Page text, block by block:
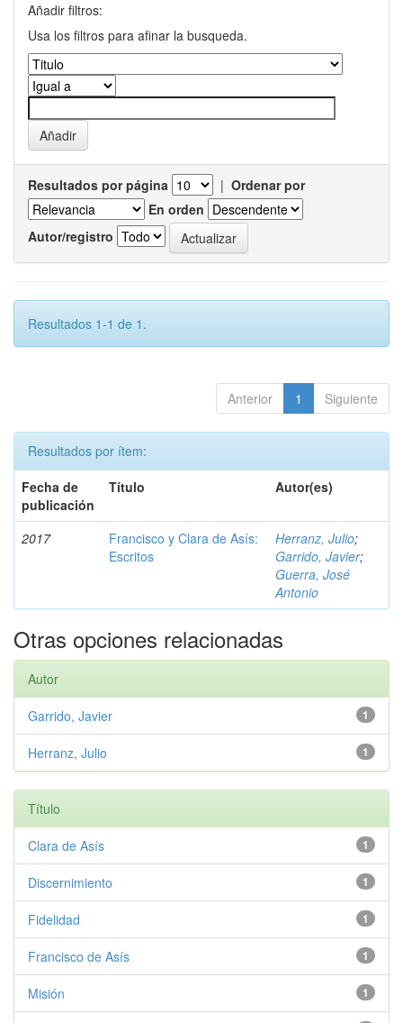
Añadir filtros:
Usa los filtros para afinar la busqueda.
Resultados por página | Ordenar por
En orden
Autor/registro
Resultados 1-1 de 1.
Anterior 1 Siguiente
Resultados por ítem:
Fecha de
publicación
Título Autor(es)
2017
Francisco y Clara de Asís:
Escritos
Herranz, Julio;
Garrido, Javier;
Guerra, José
Antonio
Otras opciones relacionadas
Autor
1
Garrido, Javier
1
Herranz, Julio
Título
1
Clara de Asís
1
Discernimiento
1
Fidelidad
1
Francisco de Asís
1
Misión